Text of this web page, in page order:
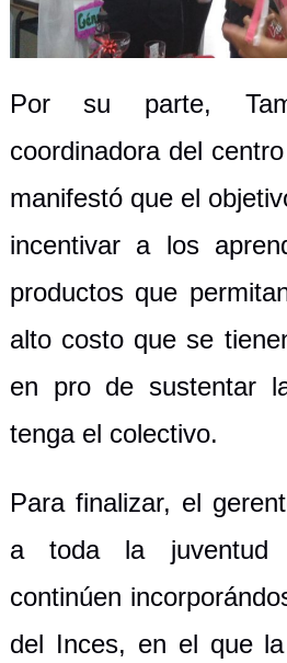
Por su parte,
coordinadora del
manifestó que el
incentivar a los
productos que
alto costo que se
en pro de sustentar
tenga el colectivo.
Para finalizar, el
a toda la juventud
continúen
del Inces, en el que